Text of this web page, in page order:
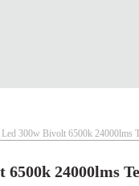
300w Bivolt 6500k 24000lms
24000lms